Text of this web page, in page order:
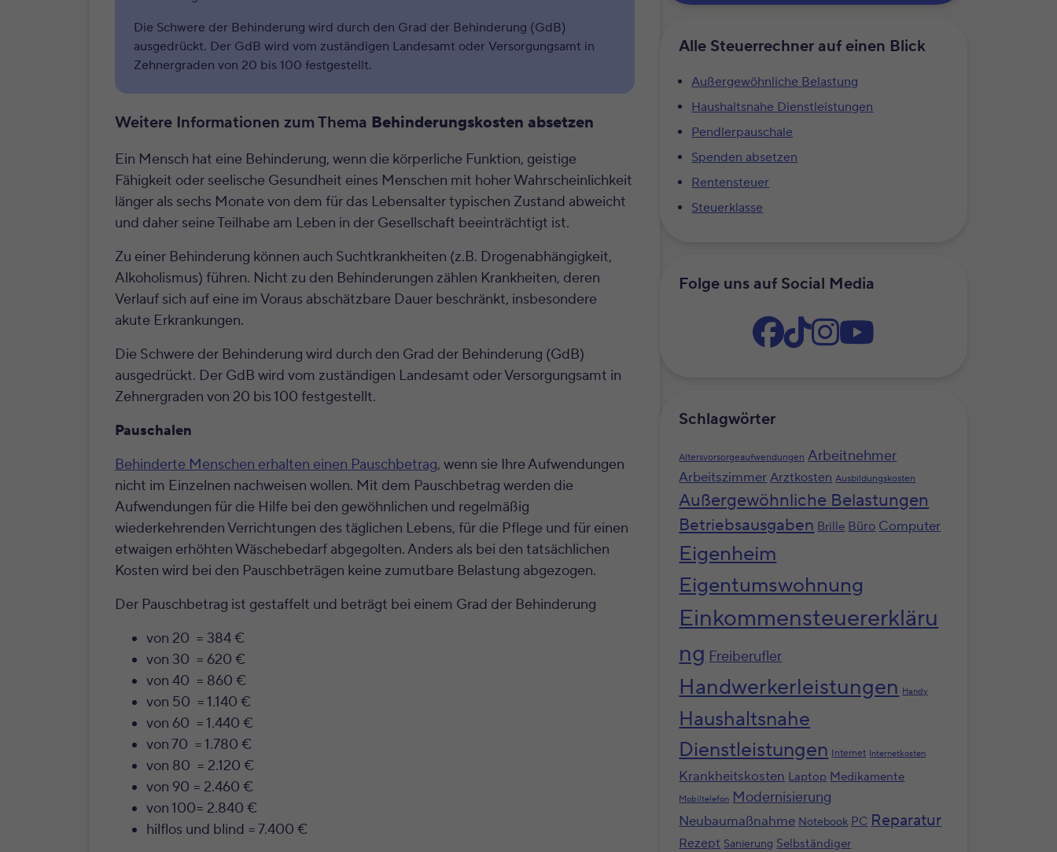
Die Schwere der Behinderung wird durch den Grad der Behinderung (GdB)
ausgedrückt. Der GdB wird vom zuständigen Landesamt oder Versorgungsamt in
Zehnergraden von 20 bis 100 festgestellt.
Weitere Informationen zum Thema Behinderungskosten absetzen
Ein Mensch hat eine Behinderung, wenn die körperliche Funktion, geistige
Fähigkeit oder seelische Gesundheit eines Menschen mit hoher Wahrscheinlichkeit
länger als sechs Monate von dem für das Lebensalter typischen Zustand abweicht
und daher seine Teilhabe am Leben in der Gesellschaft beeinträchtigt ist.
Zu einer Behinderung können auch Suchtkrankheiten (z.B. Drogenabhängigkeit,
Alkoholismus) führen. Nicht zu den Behinderungen zählen Krankheiten, deren
Verlauf sich auf eine im Voraus abschätzbare Dauer beschränkt, insbesondere
akute Erkrankungen.
Die Schwere der Behinderung wird durch den Grad der Behinderung (GdB)
ausgedrückt. Der GdB wird vom zuständigen Landesamt oder Versorgungsamt in
Zehnergraden von 20 bis 100 festgestellt.
Pauschalen
Behinderte Menschen erhalten einen Pauschbetrag, wenn sie Ihre Aufwendungen
nicht im Einzelnen nachweisen wollen. Mit dem Pauschbetrag werden die
Aufwendungen für die Hilfe bei den gewöhnlichen und regelmäßig
wiederkehrenden Verrichtungen des täglichen Lebens, für die Pflege und für einen
etwaigen erhöhten Wäschebedarf abgegolten. Anders als bei den tatsächlichen
Kosten wird bei den Pauschbeträgen keine zumutbare Belastung abgezogen.
Der Pauschbetrag ist gestaffelt und beträgt bei einem Grad der Behinderung
von 20 = 384 €
von 30 = 620 €
von 40 = 860 €
von 50 = 1.140 €
von 60 = 1.440 €
von 70 = 1.780 €
von 80 = 2.120 €
von 90 = 2.460 €
von 100= 2.840 €
hilflos und blind = 7.400 €
Alle Steuerrechner auf einen Blick
Außergewöhnliche Belastung
Haushaltsnahe Dienstleistungen
Pendlerpauschale
Spenden absetzen
Rentensteuer
Steuerklasse
Folge uns auf Social Media
Schlagwörter
Altersvorsorgeaufwendungen Arbeitnehmer
Arbeitszimmer Arztkosten Ausbildungskosten
Außergewöhnliche Belastungen
Betriebsausgaben Brille Büro Computer
Eigenheim
Eigentumswohnung
Einkommensteuererkläru
ng Freiberufler
Handwerkerleistungen Handy
Haushaltsnahe
Dienstleistungen Internet Internetkosten
Krankheitskosten Laptop Medikamente
Mobiltelefon Modernisierung
Neubaumaßnahme Notebook PC Reparatur
Rezept Sanierung Selbständiger